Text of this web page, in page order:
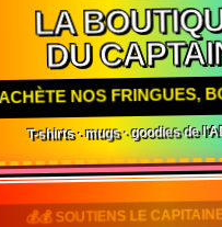
LA
DU
NOS FRINGUES,
T-shirts · mugs · goodies de
💰💰 SOUTIENS LE